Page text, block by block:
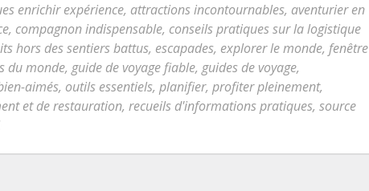
enrichir expérience, attractions incontournables, aventurier en
, compagnon indispensable, conseils pratiques sur la logistique
hors des sentiers battus, escapades, explorer le monde, fenêtre
du monde, guide de voyage fiable, guides de voyage,
aimés, outils essentiels, planifier, profiter pleinement,
et de restauration, recueils d'informations pratiques, source